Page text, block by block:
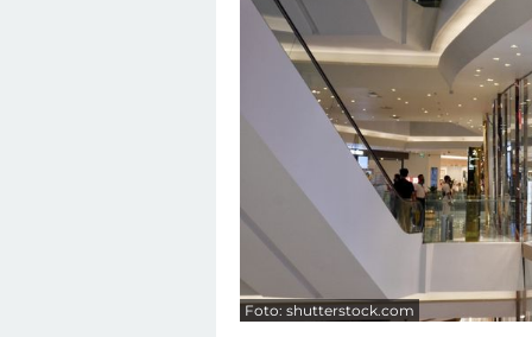
Foto: shutterstock.com